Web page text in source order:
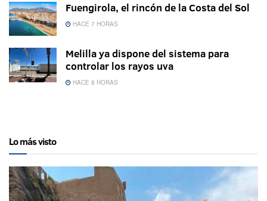
Fuengirola, el rincón de la Costa del Sol
HACE 7 HORAS
Melilla ya dispone del sistema para
controlar los rayos uva
HACE 8 HORAS
Lo más visto